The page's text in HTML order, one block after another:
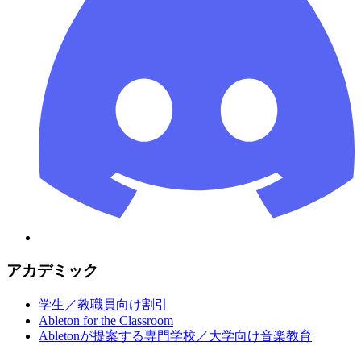
アカデミック
学生／教職員向け割引
Ableton for the Classroom
Abletonが提案する専門学校／大学向け音楽教育